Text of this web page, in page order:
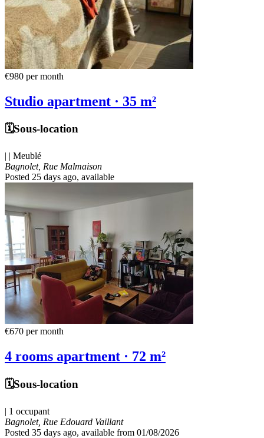
€980 per month
Studio apartment · 35 m²
🗓️Sous-location
| | Meublé
Bagnolet, Rue Malmaison
Posted 25 days ago, available
€670 per month
4 rooms apartment · 72 m²
🗓️Sous-location
| 1 occupant
Bagnolet, Rue Edouard Vaillant
Posted 35 days ago, available from 01/08/2026